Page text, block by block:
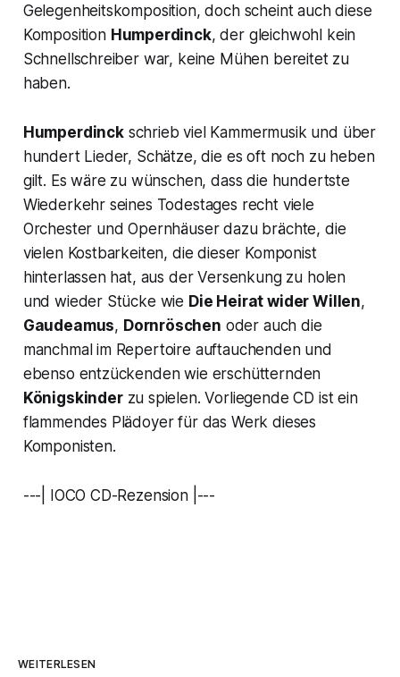
Gelegenheitskomposition, doch scheint auch diese
Komposition Humperdinck, der gleichwohl kein
Schnellschreiber war, keine Mühen bereitet zu
haben.
Humperdinckschrieb viel Kammermusik und über
hundert Lieder, Schätze, die es oft noch zu heben
gilt. Es wäre zu wünschen, dass die hundertste
Wiederkehr seines Todestages recht viele
Orchester und Opernhäuser dazu brächte, die
vielen Kostbarkeiten, die dieser Komponist
hinterlassen hat, aus der Versenkung zu holen
und wieder Stücke wie Die Heirat wider Willen,
Gaudeamus, Dornröschen oder auch die
manchmal im Repertoire auftauchenden und
ebenso entzückenden wie erschütternden
Königskinderzu spielen. Vorliegende CD ist ein
flammendes Plädoyer für das Werk dieses
Komponisten.
---| IOCO CD-Rezension |---
WEITERLESEN